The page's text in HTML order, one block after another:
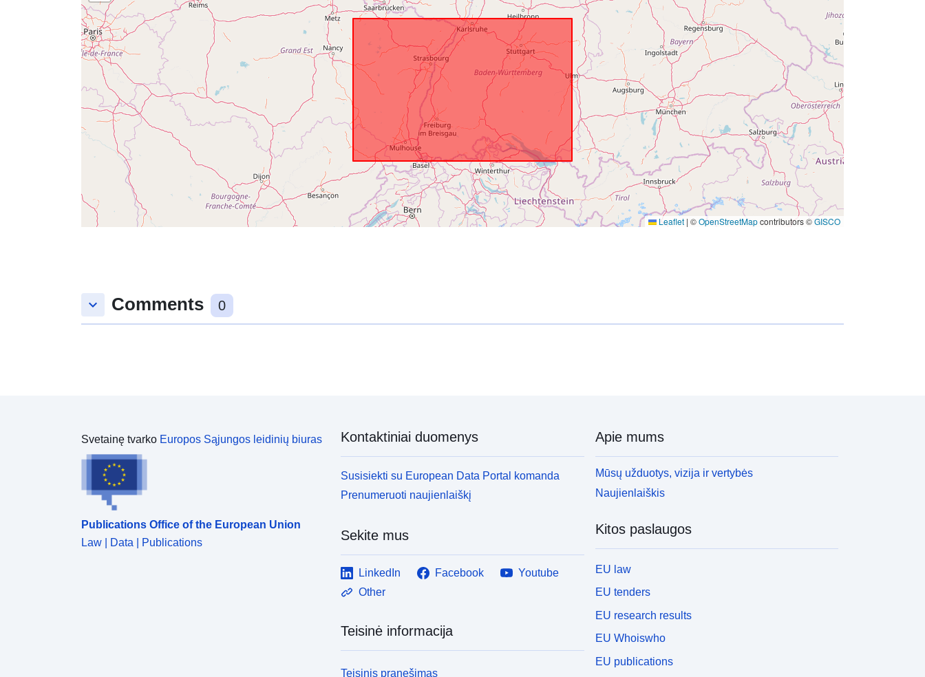
Leaflet | ©OpenStreetMapcontributors ©GISCO
Erdvinis išteklius:
Identifikatoriai:
doi:10.1594/WDCC/cops_nebt_ubn
_flux/cops_nebt_ubn_flux:%20Eddy
covariance%20turbulence%20data
%20from%20COPS%20energy%20
balance%20and%20turbulence%20
network%20station%20run%20by%
20University%20of%20Bonn%20dur
ing%20COPS%202007
None
uriRef:
http://data.europa.eu/88u/dataset/de-
keyboard_arrow_down Comments 0
Svetainę tvarko Europos Sąjungos leidinių biuras
Publications Office of the European Union
Law | Data | Publications
Kontaktiniai duomenys
Susisiekti su European Data Portal komanda
Prenumeruoti naujienlaiškį
Sekite mus
LinkedIn Facebook
Youtube
Other
Teisinė informacija
Teisinis pranešimas
Apie mums
Mūsų užduotys, vizija ir vertybės
Naujienlaiškis
Kitos paslaugos
EU law
EU tenders
EU research results
EU Whoiswho
EU publications